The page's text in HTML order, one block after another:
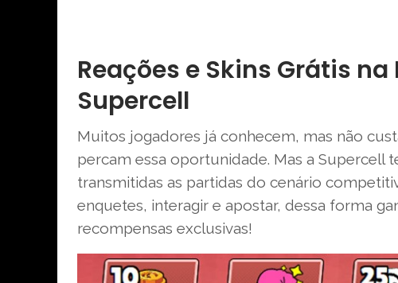
Reações e Skins Grátis
Supercell
Muitos jogadores já conhecem, mas não
percam essa oportunidade. Mas a
transmitidas as partidas do cenário
enquetes, interagir e apostar, dessa forma
recompensas exclusivas!